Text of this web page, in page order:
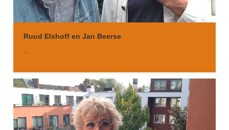
Ruud Elshoff en Jan Beerse